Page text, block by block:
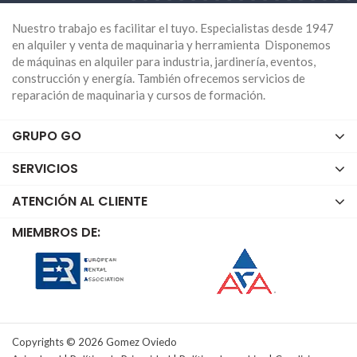
que necesites para tu proyecto lo podrás encontrar en
Go Rental Store. Nuestros profesionales te asesorarán
si te surge alguna pregunta así que no dudes en
contactarnos.
Visita nuestra web o ven a vernos en cualquiera de
gasolina
cualquier tipo de maquinaria que mejor se adapte a tu
maquinaria de sierras de corte de gasolina
Nuestro trabajo es facilitar el tuyo. Especialistas desde 1947
en alquiler y venta de maquinaria y herramienta Disponemos
de máquinas en alquiler para industria, jardinería, eventos,
construcción y energía. También ofrecemos servicios de
reparación de maquinaria y cursos de formación.
GRUPO GO
SERVICIOS
ATENCIÓN AL CLIENTE
MIEMBROS DE:
Copyrights © 2026 Gomez Oviedo